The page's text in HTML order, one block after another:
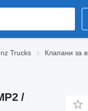
Trucks
Клапани за
/